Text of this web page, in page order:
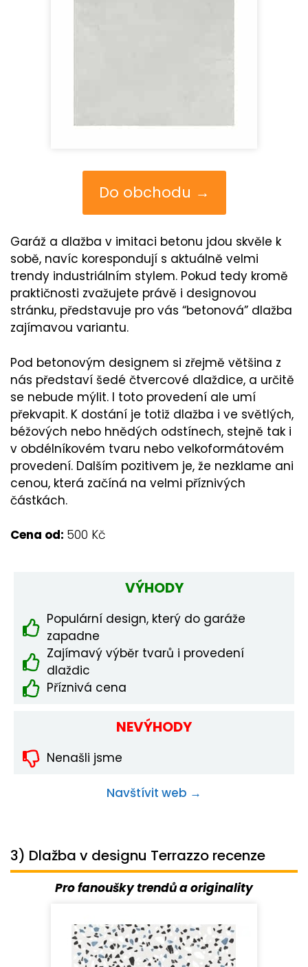
Do obchodu →
Garáž a dlažba v imitaci betonu jdou skvěle k
sobě, navíc korespondují s aktuálně velmi
trendy industriálním stylem. Pokud tedy kromě
praktičnosti zvažujete právě i designovou
stránku, představuje pro vás “betonová” dlažba
zajímavou variantu.
Pod betonovým designem si zřejmě většina z
nás představí šedé čtvercové dlaždice, a určitě
se nebude mýlit. I toto provedení ale umí
překvapit. K dostání je totiž dlažba i ve světlých,
béžových nebo hnědých odstínech, stejně tak i
v obdélníkovém tvaru nebo velkoformátovém
provedení. Dalším pozitivem je, že nezklame ani
cenou, která začíná na velmi příznivých
částkách.
Cena od: 500 Kč
VÝHODY
Populární design, který do garáže
zapadne
Zajímavý výběr tvarů i provedení
dlaždic
Příznivá cena
NEVÝHODY
Nenašli jsme
Navštívit web →
3) Dlažba v designu Terrazzo recenze
Pro fanoušky trendů a originality